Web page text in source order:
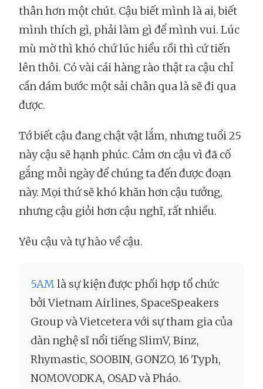
thân hơn một chút. Cậu biết mình là ai, biết
mình thích gì, phải làm gì để mình vui. Lúc
mù mờ thì khó chứ lúc hiểu rồi thì cứ tiến
lên thôi. Có vài cái hàng rào thật ra cậu chỉ
cần dám bước một sải chân qua là sẽ đi qua
được.
Tớ biết cậu đang chật vật lắm, nhưng tuổi 25
này cậu sẽ hạnh phúc. Cảm ơn cậu vì đã cố
gắng mỗi ngày để chúng ta đến được đoạn
này. Mọi thứ sẽ khó khăn hơn cậu tưởng,
nhưng cậu giỏi hơn cậu nghĩ, rất nhiều.
Yêu cậu và tự hào về cậu.
5AMlà sự kiện được phối hợp tổ chức
bởi Vietnam Airlines, SpaceSpeakers
Group và Vietcetera với sự tham gia của
dàn nghệ sĩ nổi tiếng SlimV, Binz,
Rhymastic, SOOBIN, GONZO, 16 Typh,
NOMOVODKA, OSAD và Pháo.